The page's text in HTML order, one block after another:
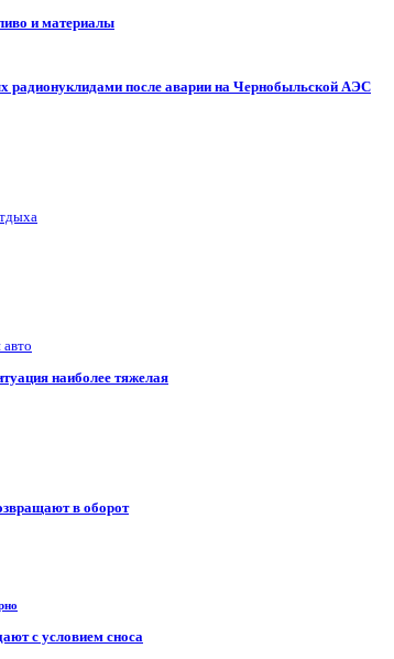
и материалы
радионуклидами после аварии на Чернобыльской АЭС
наиболее тяжелая
в оборот
с условием сноса